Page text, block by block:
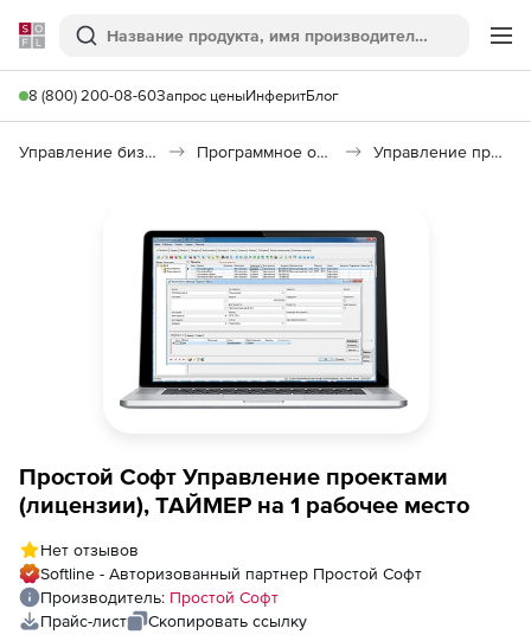
Softline
Поиск
8 (800) 200-08-60Запрос ценыИнферитБлог
Управление бизнесом, CRM/ERP Программное обеспечение для ведения дел Управление проектами
Простой Софт Управление проектами
(лицензии), ТАЙМЕР на 1 рабочее место
Нет отзывов
Softline - Авторизованный партнер Простой Софт
Производитель: Простой Софт
Прайс-лист
Скопировать ссылку